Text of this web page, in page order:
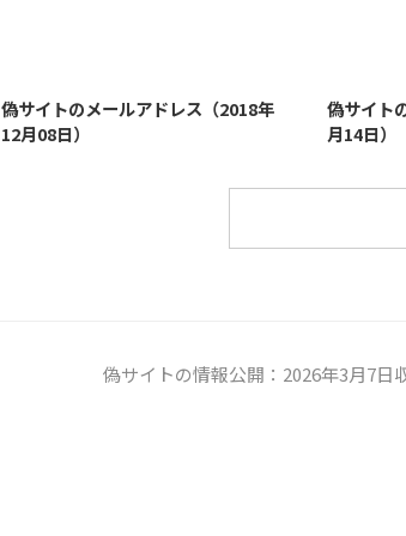
偽サイトのメールアドレス（2018年
12月08日）
偽サイト
月14日）
偽サイトの情報公開：2026年3月7日